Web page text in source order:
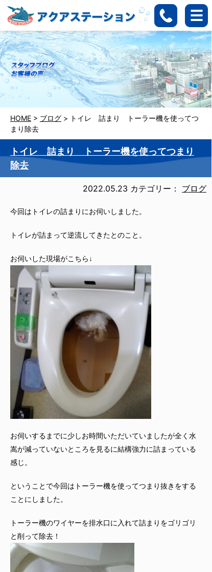
HOME > ブログ > トイレ 詰まり トーラー機を使ってつ
まり除去
トイレ 詰まり トーラー機を使ってつまり
除去
2022.05.23 カテゴリー： ブログ
今回はトイレの詰まりにお伺いしました。
トイレが詰まって逆流してきたとのこと。
お伺いした現場がこちら↓
お伺いするまでに少しお時間いただいていましたが全く水
嵩が減っていないところを見るに結構強力に詰まっている
感じ。
ということで今回はトーラー機を使ってつまり抜きをする
ことにしました。
トーラー機のワイヤーを排水口に入れて詰まりをゴリゴリ
と削って除去！